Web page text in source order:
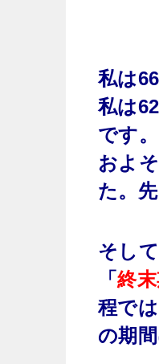
私は
私は
です。
およ
た。
そし
「終
程で
の期